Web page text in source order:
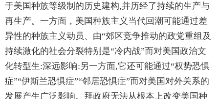
于美国种族等级制的历史建构,并历经了持续的生产与
再生产。一方面，美国种族主义当代回潮可能通过差
异性的种族主义动员、由“郊区竞争推动的政党重组及
持续激化的社会分裂特别是“冷内战”而对美国政治文
化转型生:深远影响:另一方面,它还可能通过“权势恐惧
症”“伊斯兰恐惧症”“邻居恐惧症”而对美国对外关系的
发展产生广泛影响。拜政府无法从根本上改变美国种